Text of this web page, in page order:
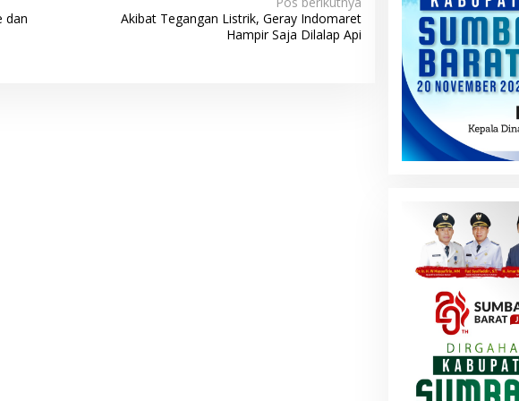
dan
Akibat Tegangan Listrik, Geray Indomaret
Hampir Saja Dilalap Api